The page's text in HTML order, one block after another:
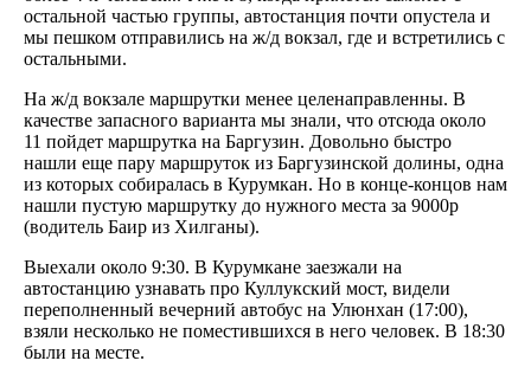
остальной частью группы, автостанция почти опустела и
мы пешком отправились на ж/д вокзал, где и встретились с
остальными.
На ж/д вокзале маршрутки менее целенаправленны. В
качестве запасного варианта мы знали, что отсюда около
11 пойдет маршрутка на Баргузин. Довольно быстро
нашли еще пару маршруток из Баргузинской долины, одна
из которых собиралась в Курумкан. Но в конце-концов нам
нашли пустую маршрутку до нужного места за 9000р
(водитель Баир из Хилганы).
Выехали около 9:30. В Курумкане заезжали на
автостанцию узнавать про Куллукский мост, видели
переполненный вечерний автобус на Улюнхан (17:00),
взяли несколько не поместившихся в него человек. В 18:30
были на месте.